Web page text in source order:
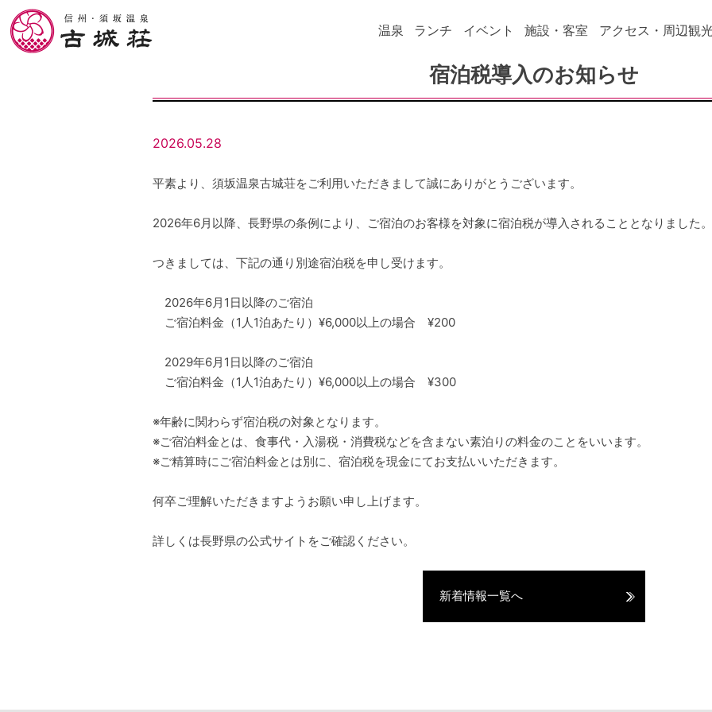
温泉 ランチ イベント 施設・客室 アクセス・周辺観
宿泊税導入のお知らせ
2026.05.28
平素より、須坂温泉古城荘をご利用いただきまして誠にありがとうございます。
2026年6月以降、長野県の条例により、ご宿泊のお客様を対象に宿泊税が導入されることとなりました。
つきましては、下記の通り別途宿泊税を申し受けます。
2026年6月1日以降のご宿泊
ご宿泊料金（1人1泊あたり）¥6,000以上の場合 ¥200
2029年6月1日以降のご宿泊
ご宿泊料金（1人1泊あたり）¥6,000以上の場合 ¥300
※年齢に関わらず宿泊税の対象となります。
※ご宿泊料金とは、食事代・入湯税・消費税などを含まない素泊りの料金のことをいいます。
※ご精算時にご宿泊料金とは別に、宿泊税を現金にてお支払いいただきます。
何卒ご理解いただきますようお願い申し上げます。
詳しくは長野県の公式サイト をご確認ください。
新着情報一覧へ